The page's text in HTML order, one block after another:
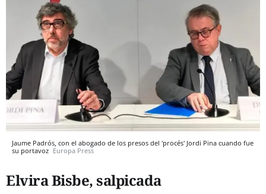
Jaume Padrós, con el abogado de los presos del 'procés' Jordi Pina cuando fue
su portavoz Europa Press
Elvira Bisbe, salpicada